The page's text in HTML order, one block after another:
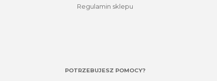
Regulamin sklepu
POTRZEBUJESZ POMOCY?